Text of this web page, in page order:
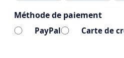
citoyen de la municipalité de
Wendover.)
Méthode de paiement
PayPal Carte de